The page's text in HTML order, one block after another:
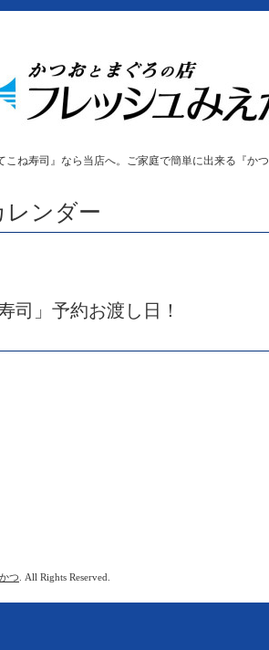
こね寿司』なら当店へ。ご家庭で簡単に出来る『か
ンダー
司」予約お渡し日！
つ . All Rights Reserved.